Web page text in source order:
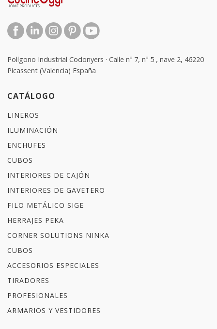
Polígono Industrial Codonyers · Calle nº 7, nº 5 , nave 2, 46220
Picassent (Valencia) España
CATÁLOGO
LINEROS
ILUMINACIÓN
ENCHUFES
CUBOS
INTERIORES DE CAJÓN
INTERIORES DE GAVETERO
FILO METÁLICO SIGE
HERRAJES PEKA
CORNER SOLUTIONS NINKA
CUBOS
ACCESORIOS ESPECIALES
TIRADORES
PROFESIONALES
ARMARIOS Y VESTIDORES